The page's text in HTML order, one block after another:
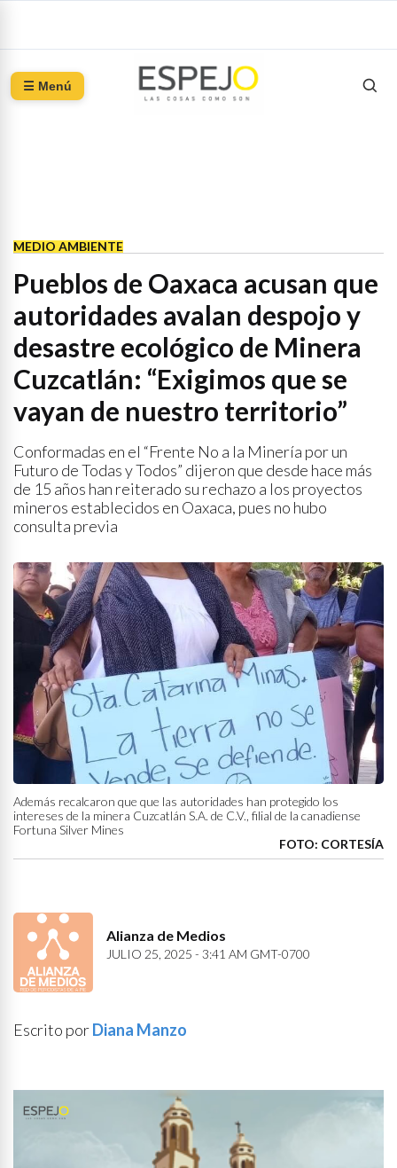
☰ Menú
MEDIO AMBIENTE
Pueblos de Oaxaca acusan que
autoridades avalan despojo y
desastre ecológico de Minera
Cuzcatlán: “Exigimos que se
vayan de nuestro territorio”
Conformadas en el “Frente No a la Minería por un
Futuro de Todas y Todos” dijeron que desde hace más
de 15 años han reiterado su rechazo a los proyectos
mineros establecidos en Oaxaca, pues no hubo
consulta previa
Además recalcaron que que las autoridades han protegido los
intereses de la minera Cuzcatlán S.A. de C.V., filial de la canadiense
Fortuna Silver Mines
FOTO: CORTESÍA
Alianza de Medios
JULIO 25, 2025 - 3:41 AM GMT-0700
Escrito porDiana Manzo